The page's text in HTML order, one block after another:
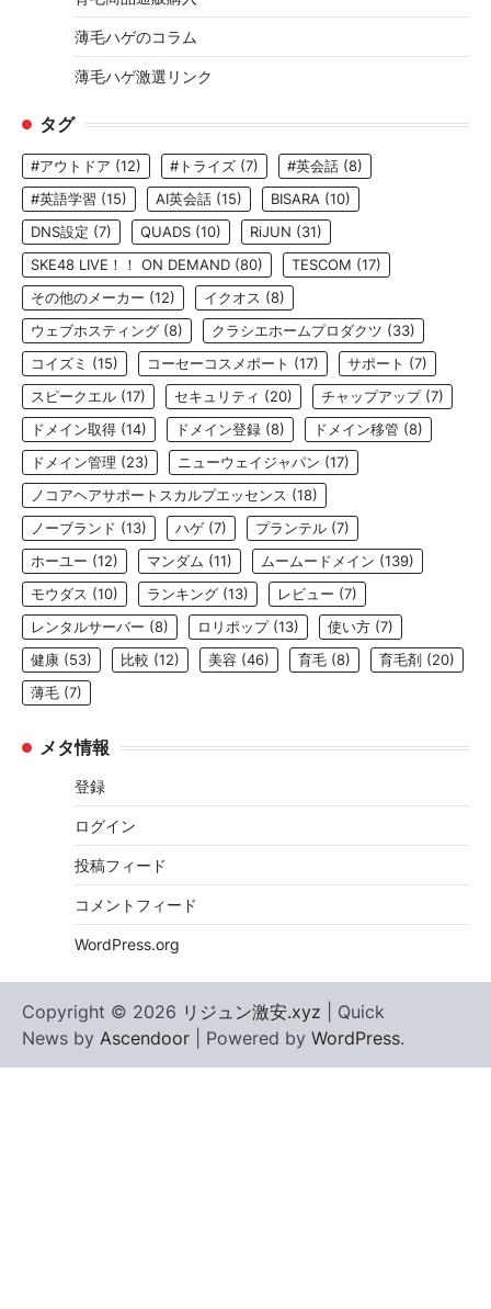
薄毛ハゲのコラム
薄毛ハゲ激選リンク
タグ
#アウトドア (12) #トライズ (7) #英会話 (8)
#英語学習 (15) AI英会話 (15) BISARA (10)
DNS設定 (7) QUADS (10) RiJUN (31)
SKE48 LIVE！！ ON DEMAND (80) TESCOM (17)
その他のメーカー (12) イクオス (8)
ウェブホスティング (8) クラシエホームプロダクツ (33)
コイズミ (15) コーセーコスメポート (17) サポート (7)
スピークエル (17) セキュリティ (20) チャップアップ(7)
ドメイン取得 (14) ドメイン登録 (8) ドメイン移管 (8)
ドメイン管理 (23) ニューウェイジャパン (17)
ノコアヘアサポートスカルプエッセンス (18)
ノーブランド (13) ハゲ (7) プランテル (7)
ホーユー (12) マンダム (11) ムームードメイン (139)
モウダス (10) ランキング (13) レビュー (7)
レンタルサーバー (8) ロリポップ(13) 使い方 (7)
健康 (53) 比較 (12) 美容 (46) 育毛 (8) 育毛剤 (20)
薄毛 (7)
メタ情報
登録
ログイン
投稿フィード
コメントフィード
WordPress.org
Copyright © 2026 リジュン激安.xyz | Quick
News by Ascendoor | Powered by WordPress.